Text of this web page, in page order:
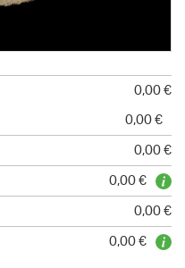
0,00 €
0,00 €
0,00 €
0,00 €
0,00 €
0,00 €